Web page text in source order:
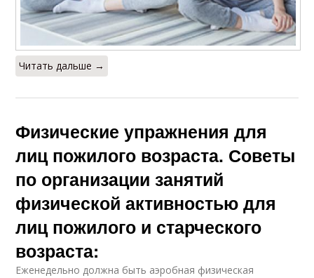
Читать дальше →
Физические упражнения для
лиц пожилого возраста. Советы
по организации занятий
физической активностью для
лиц пожилого и старческого
возраста:
Еженедельно должна быть аэробная физическая